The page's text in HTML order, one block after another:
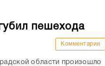
пешехода
Комментарии
области произошло